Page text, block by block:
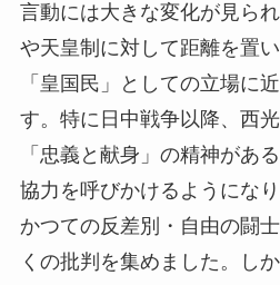
言動には大きな変化が見ら
や天皇制に対して距離を置
「皇国民」としての立場に
す。特に日中戦争以降、西
「忠義と献身」の精神があ
協力を呼びかけるようにな
かつての反差別・自由の闘
くの批判を集めました。し